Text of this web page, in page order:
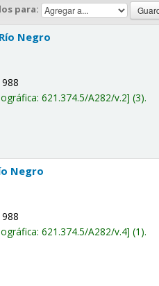
para:
Río Negro
621.374.5/A282/v.2 (3).
Negro
621.374.5/A282/v.4 (1).